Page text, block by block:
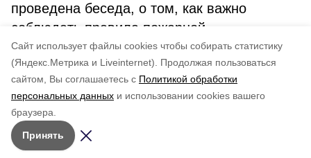
Cайт использует файлы cookies чтобы собирать статистику
(Яндекс.Метрика и Liveinternet).
Продолжая пользоваться
сайтом, Вы соглашаетесь с Политикой обработки
персональных данных и использовании cookies вашего
браузера.
Принять
проведена беседа, о том, как важно
соблюдать правила пожарной
безопасности.
Понравилась статья?
по оценке4 пользователей
5